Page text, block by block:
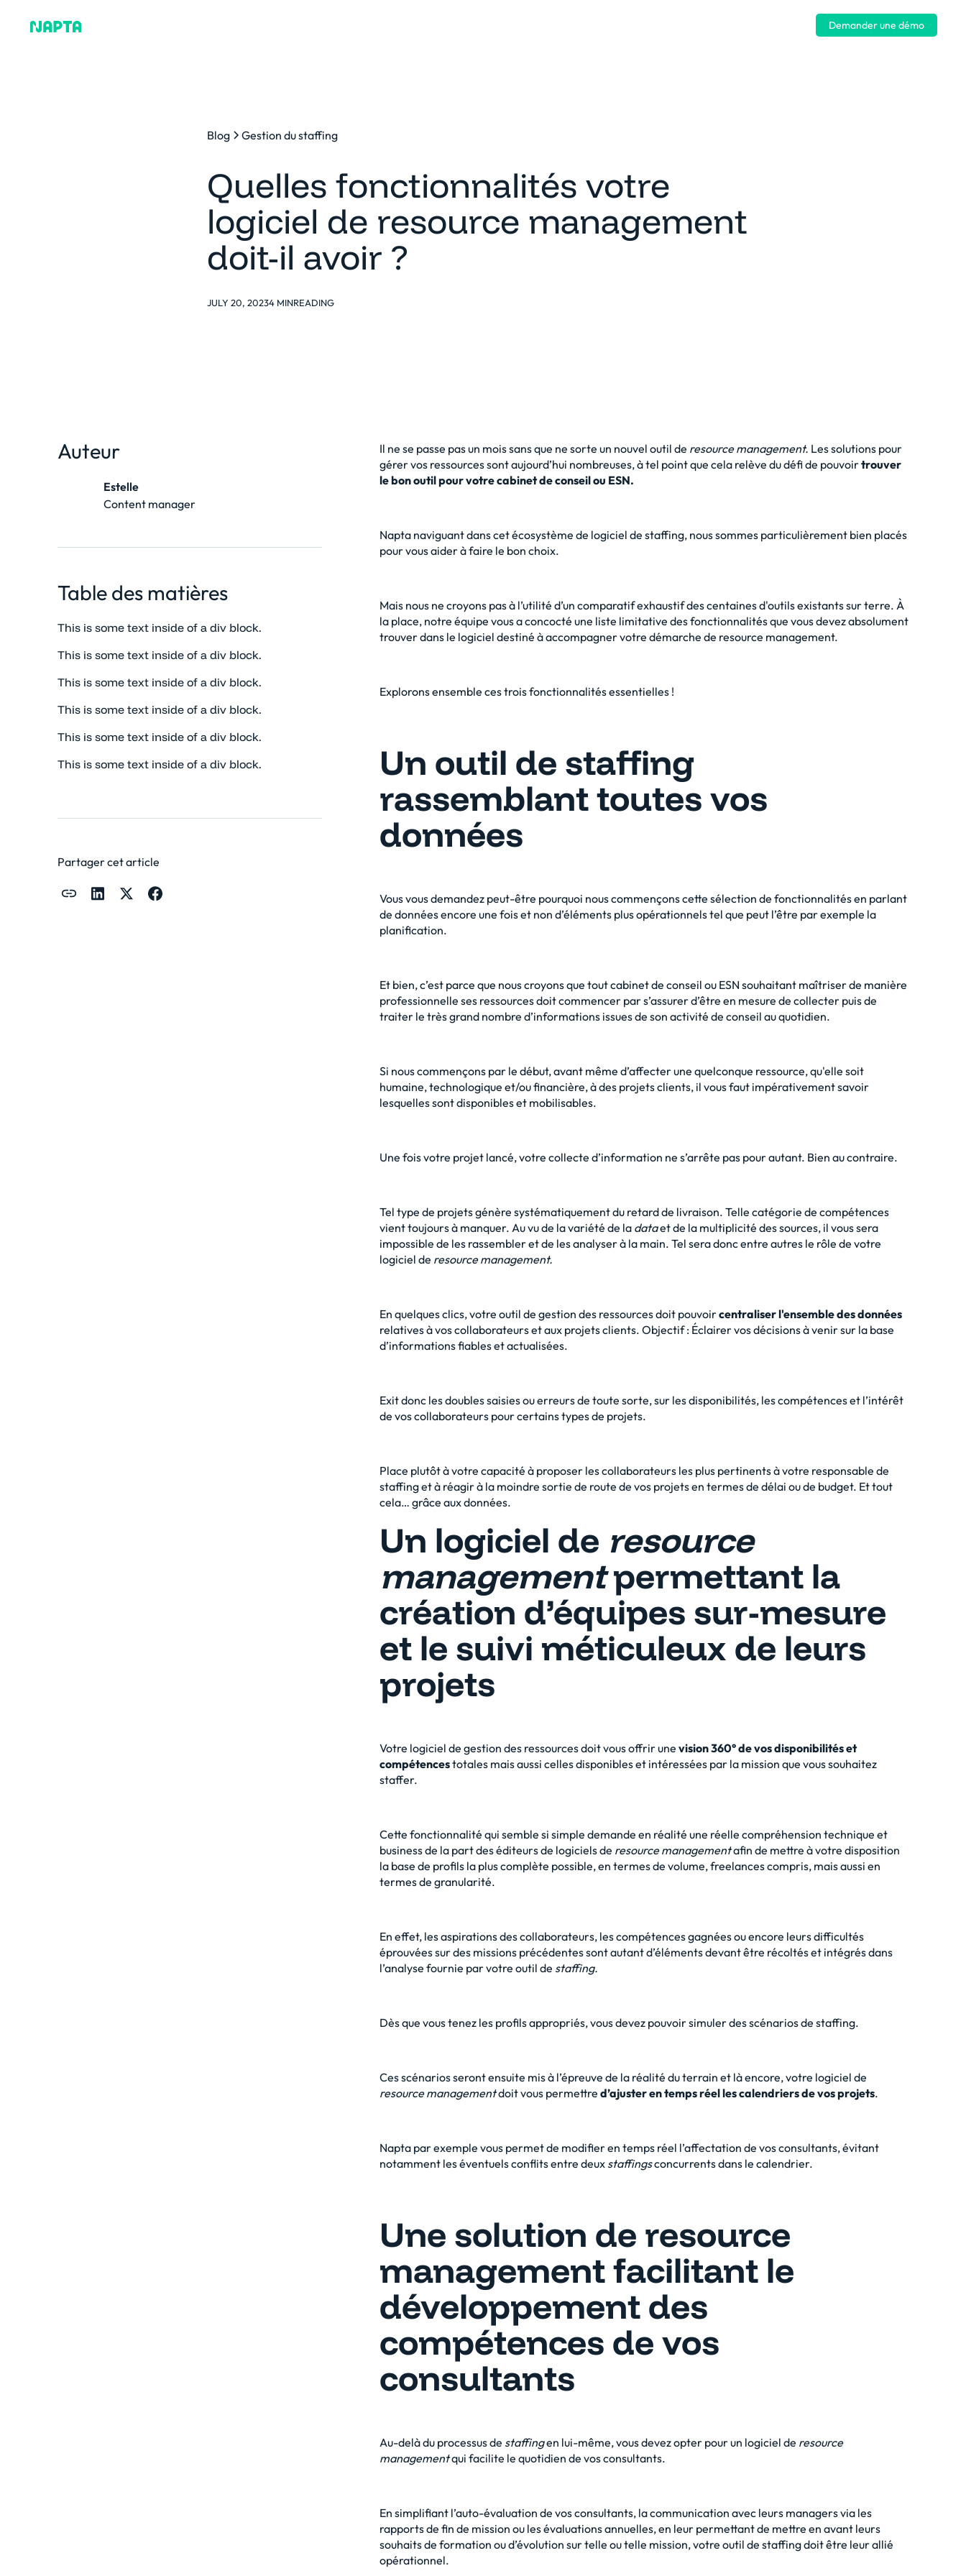
Demander une démo
Blog Gestion du staffing
Quelles fonctionnalités votre
logiciel de resource management
doit-il avoir ?
JULY 20, 20234 MINREADING
Auteur
Estelle
Content manager
Table des matières
This is some text inside of a div block.
This is some text inside of a div block.
This is some text inside of a div block.
This is some text inside of a div block.
This is some text inside of a div block.
This is some text inside of a div block.
Partager cet article
Il ne se passe pas un mois sans que ne sorte un nouvel outil de resource management. Les solutions pour
gérer vos ressources sont aujourd’hui nombreuses, à tel point que cela relève du défi de pouvoirtrouver
le bon outil pour votre cabinet de conseil ou ESN.
Napta naviguant dans cet écosystème de logiciel de staffing, nous sommes particulièrement bien placés
pour vous aider à faire le bon choix.
Mais nous ne croyons pas à l’utilité d’un comparatif exhaustif des centaines d'outils existants sur terre. À
la place, notre équipe vous a concocté une liste limitative des fonctionnalités que vous devez absolument
trouver dans le logiciel destiné à accompagner votre démarche de resource management.
Explorons ensemble ces trois fonctionnalités essentielles !
Un outil de staffing
rassemblant toutes vos
données
Vous vous demandez peut-être pourquoi nous commençons cette sélection de fonctionnalités en parlant
de donnéesencore une fois et non d’éléments plus opérationnels tel que peut l’être par exemple la
planification.
Et bien, c’est parce que nous croyons que tout cabinet de conseil ou ESN souhaitant maîtriser de manière
professionnelle ses ressources doit commencer par s’assurer d’être en mesure de collecter puis de
traiter le très grand nombre d’informations issues de son activité de conseil au quotidien.
Si nous commençons par le début, avant même d’affecter une quelconque ressource, qu'elle soit
humaine, technologique et/ou financière, à des projets clients, il vous faut impérativement savoir
lesquelles sont disponibles et mobilisables.
Une fois votre projet lancé, votre collecte d’information ne s’arrête pas pour autant. Bien au contraire.
Tel type de projets génère systématiquement du retard de livraison. Telle catégorie de compétences
vient toujours à manquer. Au vu de la variété de la dataet de la multiplicité des sources, il vous sera
impossible de les rassembler et de les analyser à la main. Tel sera donc entre autres le rôle de votre
logiciel de resource management.
En quelques clics, votre outil de gestion des ressources doit pouvoircentraliser l'ensemble des données
relatives à vos collaborateurs et aux projets clients. Objectif : Éclairer vos décisions à venir sur la base
d’informations fiables et actualisées.
Exit donc les doubles saisies ou erreurs de toute sorte, sur les disponibilités, les compétences et l’intérêt
de vos collaborateurs pour certains types de projets.
Place plutôt à votre capacité à proposer les collaborateurs les plus pertinents à votre responsable de
staffing et à réagir à la moindre sortie de route de vos projets en termes de délai ou de budget. Et tout
cela… grâce aux données.
Un logiciel de resource
managementpermettant la
création d’équipes sur-mesure
et le suivi méticuleux de leurs
projets
Votre logiciel de gestion des ressources doit vous offrir une vision 360° de vos disponibilités et
compétencestotales mais aussi celles disponibles et intéressées par la mission que vous souhaitez
staffer.
Cette fonctionnalité qui semble si simple demande en réalité une réelle compréhension technique et
business de la part des éditeurs de logiciels de resource managementafin de mettre à votre disposition
la base de profils la plus complète possible, en termes de volume, freelances compris, mais aussi en
termes de granularité.
En effet, les aspirations des collaborateurs, les compétences gagnées ou encore leurs difficultés
éprouvées sur des missions précédentes sont autant d’éléments devant être récoltés et intégrés dans
l’analyse fournie par votre outil de staffing.
Dès que vous tenez les profils appropriés, vous devez pouvoir simuler des scénarios de staffing.
Ces scénarios seront ensuite mis à l’épreuve de la réalité du terrain et là encore, votre logiciel de
resource managementdoit vous permettre d’ajuster en temps réel les calendriers de vos projets.
Napta par exemple vous permet de modifier en temps réel l’affectation de vos consultants, évitant
notamment les éventuels conflits entre deux staffingsconcurrents dans le calendrier.
Une solution de resource
management facilitant le
développement des
compétences de vos
consultants
Au-delà du processus de staffingen lui-même, vous devez opter pour un logiciel de resource
managementqui facilite le quotidien de vos consultants.
En simplifiant l’auto-évaluation de vos consultants, la communication avec leurs managers via les
rapports de fin de mission ou les évaluations annuelles, en leur permettant de mettre en avant leurs
souhaits de formation ou d’évolution sur telle ou telle mission, votre outil de staffing doit être leur allié
opérationnel.